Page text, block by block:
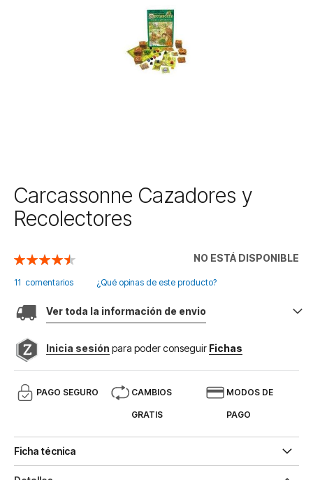
Saltar
al
comienzo
galería
imágenes
Carcassonne Cazadores y
Recolectores
NO ESTÁ DISPONIBLE
Valoración:
11 comentarios ¿Qué opinas de este producto?
Ver toda la información de envio
Inicia sesión para poder conseguir Fichas
PAGO SEGURO CAMBIOS
GRATIS
MODOS DE
PAGO
Ficha técnica